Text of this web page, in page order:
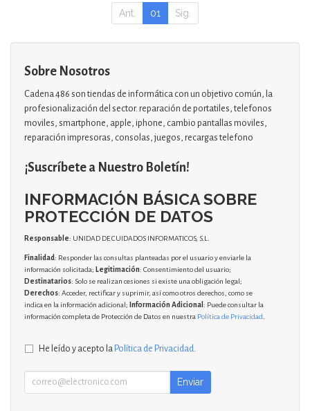
Ant. 01 Sig.
Sobre Nosotros
Cadena 486 son tiendas de informática con un objetivo común, la
profesionalización del sector. reparación de portatiles, telefonos
moviles, smartphone, apple, iphone, cambio pantallas moviles,
reparación impresoras, consolas, juegos, recargas telefono
¡Suscríbete a Nuestro Boletín!
INFORMACIÓN BÁSICA SOBRE
PROTECCIÓN DE DATOS
Responsable: UNIDAD DE CUIDADOS INFORMATICOS, S.L.
Finalidad: Responder las consultas planteadas por el usuario y enviarle la
información solicitada; Legitimación: Consentimiento del usuario;
Destinatarios: Solo se realizan cesiones si existe una obligación legal;
Derechos: Acceder, rectificar y suprimir, así como otros derechos, como se
indica en la información adicional; Información Adicional : Puede consultar la
información completa de Protección de Datos en nuestra Política de Privacidad.
He leído y acepto la Política de Privacidad.
Enviar